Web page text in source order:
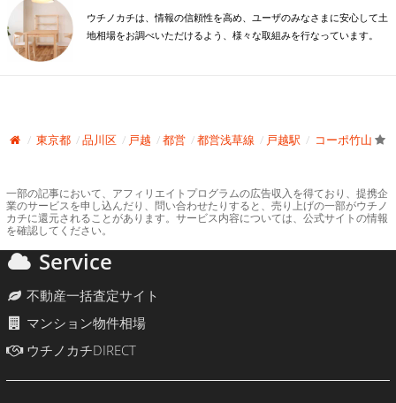
ウチノカチは、情報の信頼性を高め、ユーザのみなさまに安心して土
地相場をお調べいただけるよう、様々な取組みを行なっています。
東京都 品川区 戸越 都営 都営浅草線 戸越駅 コーポ竹山
一部の記事において、アフィリエイトプログラムの広告収入を得ており、提携企
業のサービスを申し込んだり、問い合わせたりすると、売り上げの一部がウチノ
カチに還元されることがあります。サービス内容については、公式サイトの情報
を確認してください。
Service
不動産一括査定サイト
マンション物件相場
ウチノカチDIRECT